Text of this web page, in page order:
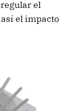
el
el impacto